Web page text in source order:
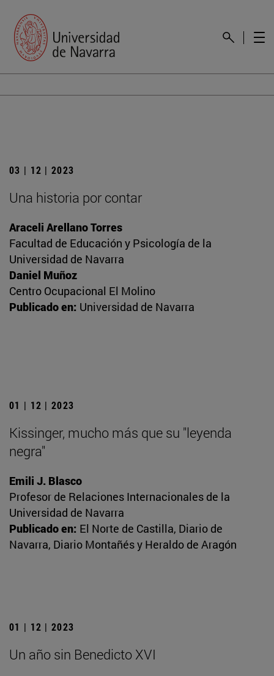
03 | 12 | 2023
Una historia por contar
Araceli Arellano Torres
Facultad de Educación y Psicología de la
Universidad de Navarra
Daniel Muñoz
Centro Ocupacional El Molino
Publicado en: Universidad de Navarra
01 | 12 | 2023
Kissinger, mucho más que su "leyenda
negra"
Emili J. Blasco
Profesor de Relaciones Internacionales de la
Universidad de Navarra
Publicado en: El Norte de Castilla, Diario de
Navarra, Diario Montañés y Heraldo de Aragón
01 | 12 | 2023
Un año sin Benedicto XVI